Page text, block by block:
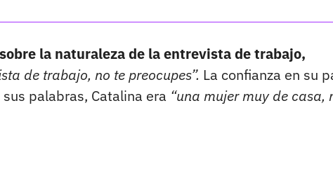
la naturaleza de la entrevista de trabajo,
de trabajo, no te preocupes”. La confianza en su
palabras, Catalina era “una mujer muy de casa,